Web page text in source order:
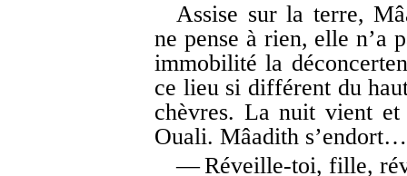
Assise sur la terre,
ne pense à rien, elle n’a
immobilité la
ce lieu si différent du
chèvres. La nuit vient et
Ouali. Mâadith s’endort…
— Réveille-toi, fille,